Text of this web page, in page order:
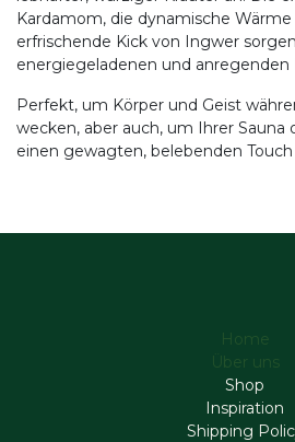
Kardamom, die dynamische
erfrischende Kick von Ingwer
energiegeladenen und anregenden
Perfekt, um Körper und Geist
wecken, aber auch, um Ihrer Sauna
einen gewagten, belebenden
Home
Über uns
Shop
Inspiration
Shipping